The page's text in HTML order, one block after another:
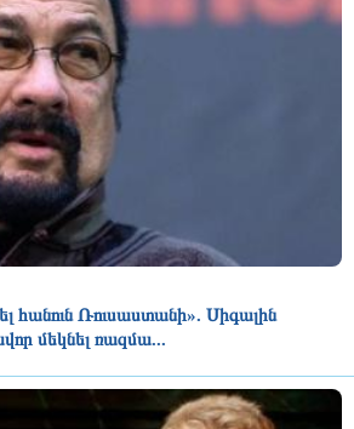
հանուն Ռուսաստանի». Սիգալին
մեկնել ռազմա...